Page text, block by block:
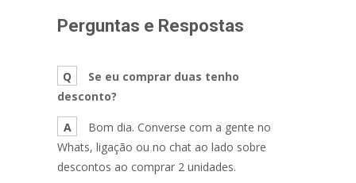
Perguntas e Respostas
Q
Se eu comprar duas tenho
desconto?
A
Bom dia. Converse com a gente no
Whats, ligação ou no chat ao lado sobre
descontos ao comprar 2 unidades.